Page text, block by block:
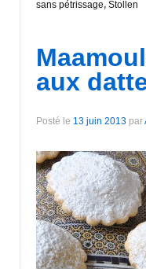
sans pétrissage, Stollen
aux
Posté le 13 juin 2013 par